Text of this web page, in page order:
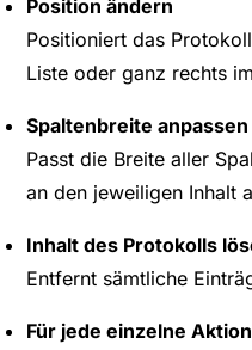
Position ändern
Positioniert das
Liste oder ganz rechts
Spaltenbreite anpassen
Passt die Breite aller
an den jeweiligen Inhalt
Inhalt des Protokolls
Entfernt sämtliche
Für jede einzelne